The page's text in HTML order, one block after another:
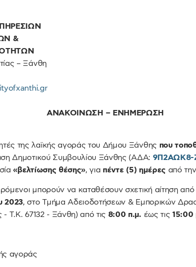
&
– Ξάνθη
ΑΝΑΚΟΙΝΩΣΗ – ΕΝΗΜΕΡΩΣΗ
της λαϊκής αγοράς του Δήμου Ξάνθης που
Δημοτικού Συμβουλίου Ξάνθης (ΑΔΑ:
«βελτίωσης θέσης», για πέντε (5) ημέρες από
μπορούν να καταθέσουν σχετική αίτηση από
2023, στο Τμήμα Αδειοδοτήσεων & Εμπορικών
Τ.Κ. 67132 - Ξάνθη) από τις 8:00 π.μ. έως τις15:00
αγοράς